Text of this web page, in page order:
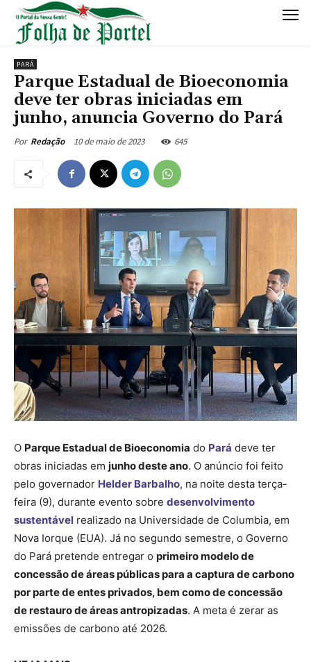
PARÁ
Parque Estadual de Bioeconomia
deve ter obras iniciadas em
junho, anuncia Governo do Pará
Por Redação 10 de maio de 2023 645
O Parque Estadual de Bioeconomia do Pará deve ter
obras iniciadas em junho deste ano. O anúncio foi feito
pelo governador Helder Barbalho, na noite desta terça-
feira (9), durante evento sobre desenvolvimento
sustentável realizado na Universidade de Columbia, em
Nova Iorque (EUA). Já no segundo semestre, o Governo
do Pará pretende entregar o primeiro modelo de
concessão de áreas públicas para a captura de carbono
por parte de entes privados, bem como de concessão
de restauro de áreas antropizadas. A meta é zerar as
emissões de carbono até 2026.